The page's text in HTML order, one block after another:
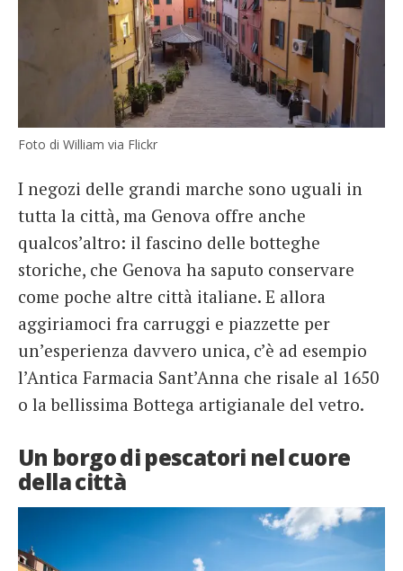
Foto di William via Flickr
I negozi delle grandi marche sono uguali in
tutta la città, ma Genova offre anche
qualcos’altro: il fascino delle botteghe
storiche, che Genova ha saputo conservare
come poche altre città italiane. E allora
aggiriamoci fra carruggi e piazzette per
un’esperienza davvero unica, c’è ad esempio
l’Antica Farmacia Sant’Anna che risale al 1650
o la bellissima Bottega artigianale del vetro.
Un borgo di pescatori nel cuore
della città